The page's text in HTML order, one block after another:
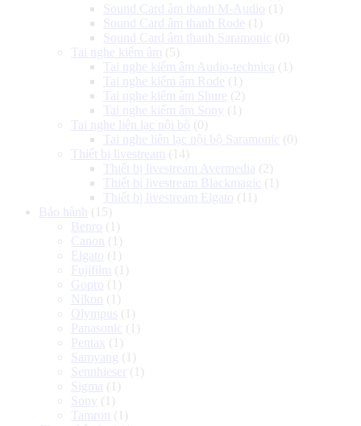
Sound Card âm thanh M-Audio (1)
Sound Card âm thanh Rode (1)
Sound Card âm thanh Saramonic (0)
Tai nghe kiểm âm (5)
Tai nghe kiểm âm Audio-technica (1)
Tai nghe kiểm âm Rode (1)
Tai nghe kiểm âm Shure (2)
Tai nghe kiểm âm Sony (1)
Tai nghe liên lạc nội bộ (0)
Tai nghe liên lạc nội bộ Saramonic (0)
Thiết bị livestream (14)
Thiết bị livestream Avermedia (2)
Thiết bị livestream Blackmagic (1)
Thiết bị livestream Elgato (11)
Bảo hành
(15)
Benro (1)
Canon
(1)
Elgato (1)
Fujifilm (1)
Gopro (1)
Nikon
(1)
Olympus (1)
Panasonic (1)
Pentax (1)
Samyang (1)
Sennhieser
(1)
Sigma (1)
Sony (1)
Tamron
(1)